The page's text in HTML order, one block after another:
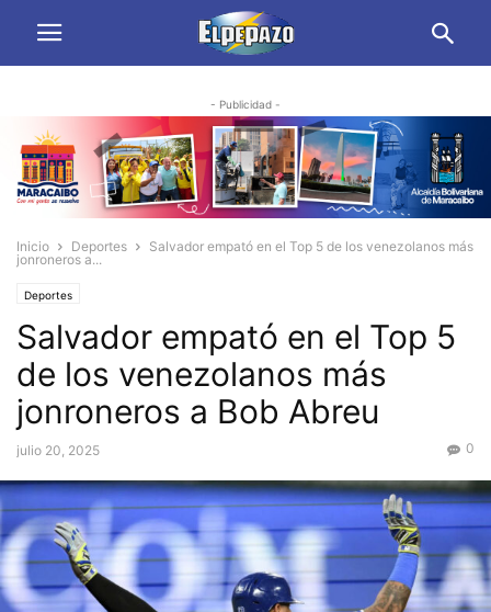
- Publicidad -
Inicio Deportes
Salvador empató en el Top 5 de los venezolanos más
jonroneros a...
Deportes
Salvador empató en el Top 5
de los venezolanos más
jonroneros a Bob Abreu
julio 20, 2025 0